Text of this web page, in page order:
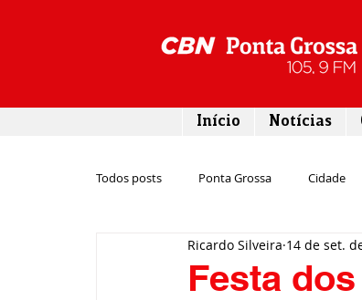
Início Notícias
Todos posts Ponta Grossa Cidade
Emprego Campos
Festa
Ricardo Silveira 14 de set.